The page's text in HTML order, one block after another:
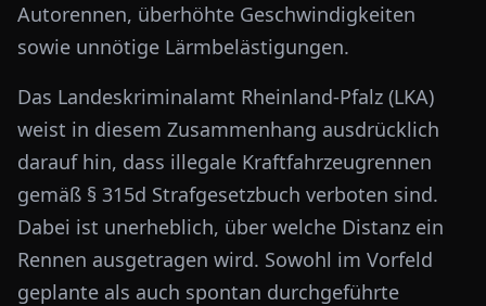
Autorennen, überhöhte Geschwindigkeiten
sowie unnötige Lärmbelästigungen.
Das Landeskriminalamt Rheinland-Pfalz (LKA)
weist in diesem Zusammenhang ausdrücklich
darauf hin, dass illegale Kraftfahrzeugrennen
gemäß § 315d Strafgesetzbuch verboten sind.
Dabei ist unerheblich, über welche Distanz ein
Rennen ausgetragen wird. Sowohl im Vorfeld
geplante als auch spontan durchgeführte